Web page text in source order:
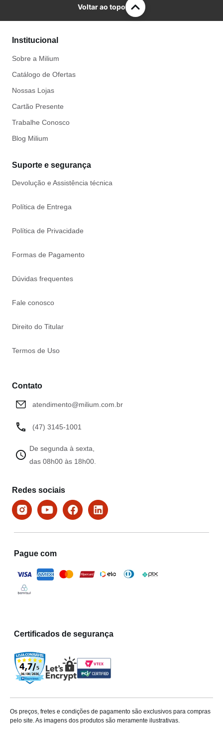
Voltar ao topo
Institucional
Sobre a Milium
Catálogo de Ofertas
Nossas Lojas
Cartão Presente
Trabalhe Conosco
Blog Milium
Suporte e segurança
Devolução e Assistência técnica
Política de Entrega
Política de Privacidade
Formas de Pagamento
Dúvidas frequentes
Fale conosco
Direito do Titular
Termos de Uso
Contato
atendimento@milium.com.br
(47) 3145-1001
De segunda à sexta,
das 08h00 às 18h00.
Redes sociais
Pague com
Certificados de segurança
Os preços, fretes e condições de pagamento são exclusivos para compras
pelo site. As imagens dos produtos são meramente ilustrativas.